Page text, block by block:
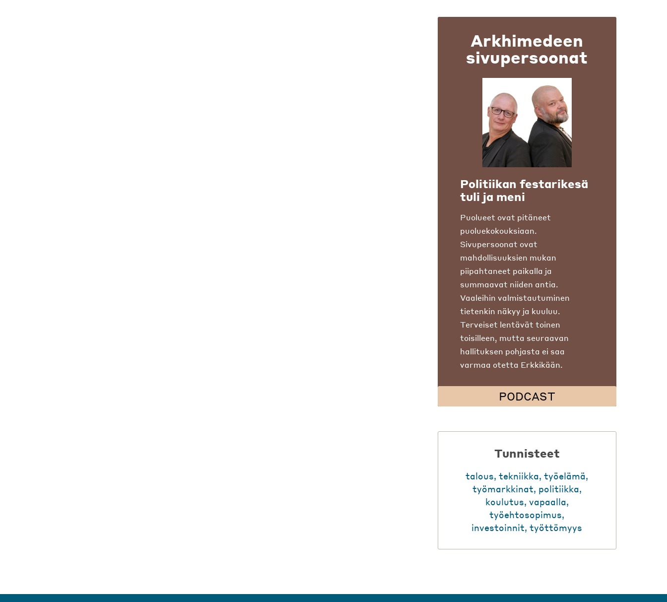
Arkhimedeen
sivupersoonat
Politiikan festarikesä
tuli ja meni
Puolueet ovat pitäneet
puoluekokouksiaan.
Sivupersoonat ovat
mahdollisuuksien mukan
piipahtaneet paikalla ja
summaavat niiden antia.
Vaaleihin valmistautuminen
tietenkin näkyy ja kuuluu.
Terveiset lentävät toinen
toisilleen, mutta seuraavan
hallituksen pohjasta ei saa
varmaa otetta Erkkikään.
PODCAST
Tunnisteet
talous,tekniikka,työelämä,
työmarkkinat, politiikka,
koulutus, vapaalla,
työehtosopimus,
investoinnit,työttömyys